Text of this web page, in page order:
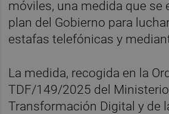
móviles, una medida que se
plan del Gobierno para
estafas telefónicas y
La medida, recogida en la
TDF/149/2025 del
Transformación Digital y de